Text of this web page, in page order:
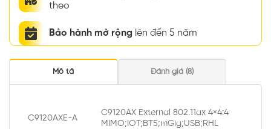
theo
Bảo hành mở rộng lên đến 5 năm
Mô tả Đánh giá (8)
C9120AXE-A
C9120AX External 802.11ax 4×4:4
MIMO;IOT;BT5;mGig;USB;RHL